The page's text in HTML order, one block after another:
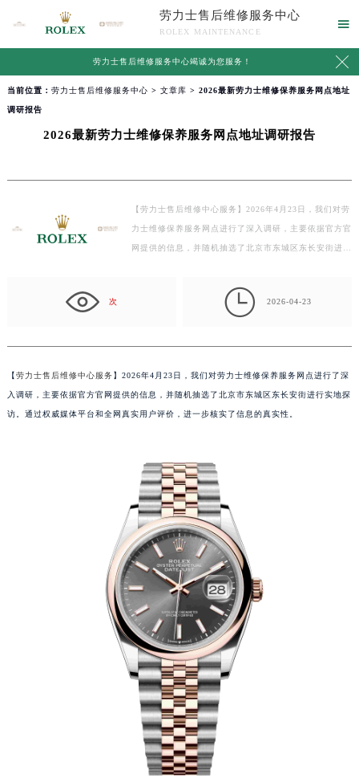
劳力士售后维修服务中心
ROLEX MAINTENANCE

劳力士售后维修服务中心竭诚为您服务！ 
当前位置： 劳力士售后维修服务中心 > 文章库 > 2026最新劳力士维修保养服务网点地址
调研报告
2026最新劳力士维修保养服务网点地址调研报告
【劳力士售后维修中心服务】2026年4月23日，我们对劳
力士维修保养服务网点进行了深入调研，主要依据官方官
网提供的信息，并随机抽选了北京市东城区东长安街进…
次  2026-04-23
【劳力士售后维修中心服务】2026年4月23日，我们对劳力士维修保养服务网点进行了深
入调研，主要依据官方官网提供的信息，并随机抽选了北京市东城区东长安街进行实地探
访。通过权威媒体平台和全网真实用户评价，进一步核实了信息的真实性。